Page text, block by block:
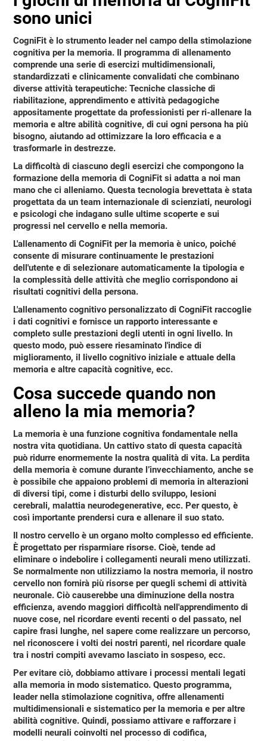
sono unici
CogniFit è lo strumento leader nel campo della stimolazione
cognitiva per la memoria. Il programma di allenamento
comprende una serie di esercizi multidimensionali,
standardizzati e clinicamente convalidati che combinano
diverse attività terapeutiche: Tecniche classiche di
riabilitazione, apprendimento e attività pedagogiche
appositamente progettate da professionisti per ri-allenare la
memoria e altre abilità cognitive, di cui ogni persona ha più
bisogno, aiutando ad ottimizzare la loro efficacia e a
trasformarle in destrezze.
La difficoltà di ciascuno degli esercizi che compongono la
formazione della memoria di CogniFit si adatta a noi man
mano che ci alleniamo. Questa tecnologia brevettata è stata
progettata da un team internazionale di scienziati, neurologi
e psicologi che indagano sulle ultime scoperte e sui
progressi nel cervello e nella memoria.
L'allenamento di CogniFit per la memoria è unico, poiché
consente di misurare continuamente le prestazioni
dell'utente e di selezionare automaticamente la tipologia e
la complessità delle attività che meglio corrispondono ai
risultati cognitivi della persona.
L'allenamento cognitivo personalizzato di CogniFit raccoglie
i dati cognitivi efornisce un rapporto interessante e
completo sulle prestazioni degli utenti in ogni livello. In
questo modo, può essere riesaminato l'indice di
miglioramento, il livello cognitivo iniziale e attuale della
memoria e altre capacità cognitive, ecc.
Cosa succede quando non
alleno la mia memoria?
La memoria è una funzione cognitiva fondamentale nella
nostra vita quotidiana. Un cattivo stato di questa capacità
può ridurre enormemente la nostra qualità di vita. La perdita
della memoria è comune durante l’invecchiamento, anche se
è possibile che appaiono problemi di memoria in alterazioni
di diversi tipi, come i disturbi dello sviluppo, lesioni
cerebrali, malattia neurodegenerative, ecc. Per questo, è
così importante prendersi cura e allenare il suo stato.
Il nostro cervello è un organo molto complesso ed efficiente.
È progettato per risparmiare risorse. Cioè, tende ad
eliminare o indebolire i collegamenti neurali meno utilizzati.
Se normalmente non utilizziamo la nostra memoria, il nostro
cervello non fornirà più risorse per quegli schemi di attività
neuronale. Ciò causerebbe una diminuzione della nostra
efficienza, avendo maggiori difficoltà nell'apprendimento di
nuove cose, nel ricordare eventi recenti o del passato, nel
capire frasi lunghe, nel sapere come realizzare un percorso,
nel riconoscere i volti dei nostri parenti, nel ricordare quale
tra i nostri compiti avevamo lasciato in sospeso, ecc.
Per evitare ciò, dobbiamo attivare i processi mentali legati
alla memoria in modo sistematico. Questo programma,
leader nella stimolazione cognitiva, offre allenamenti
multidimensionali e sistematico per la memoria e per altre
abilità cognitive. Quindi, possiamo attivare e rafforzare i
modelli neurali coinvolti nel processo di codifica,